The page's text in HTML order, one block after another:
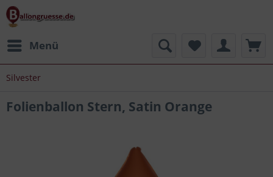
Menü
Silvester
Folienballon Stern, Satin Orange